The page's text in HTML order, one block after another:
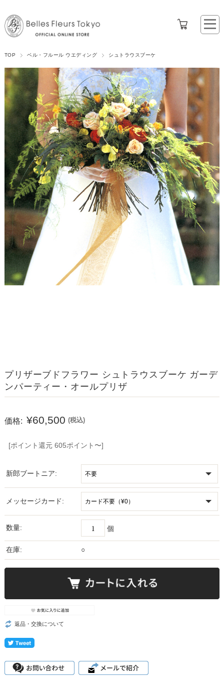
TOP ベル・フルール ウエディング シュトラウスブーケ
プリザーブドフラワー シュトラウスブーケ ガーデ
ンパーティー・オールプリザ
価格: ¥60,500 (税込)
[ポイント還元 605ポイント〜]
新郎ブートニア:
メッセージカード:
数量: 個
在庫: ○
返品・交換について